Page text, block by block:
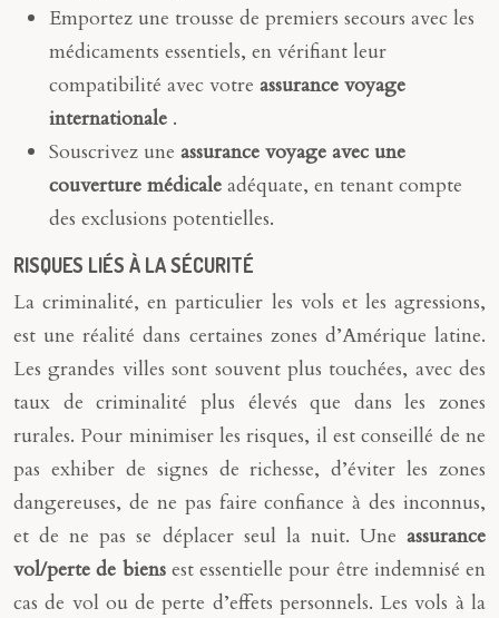
Emportez une trousse de premiers secours avec les
médicaments essentiels, en vérifiant leur
compatibilité avec votre assurance voyage
internationale .
Souscrivez une assurance voyage avec une
couverture médicale adéquate, en tenant compte
des exclusions potentielles.
RISQUES LIÉS À LA SÉCURITÉ
La criminalité, en particulier les vols et les agressions,
est une réalité dans certaines zones d’Amérique latine.
Les grandes villes sont souvent plus touchées, avec des
taux de criminalité plus élevés que dans les zones
rurales. Pour minimiser les risques, il est conseillé de ne
pas exhiber de signes de richesse, d’éviter les zones
dangereuses, de ne pas faire confiance à des inconnus,
et de ne pas se déplacer seul la nuit. Une assurance
vol/perte de biens est essentielle pour être indemnisé en
cas de vol ou de perte d’effets personnels. Les vols à la